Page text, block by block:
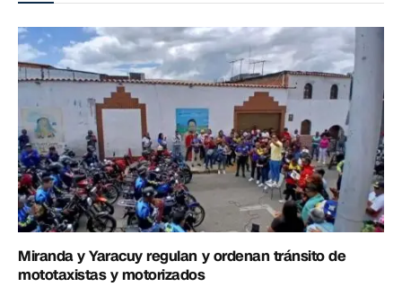
Miranda y Yaracuy regulan y ordenan tránsito de
mototaxistas y motorizados